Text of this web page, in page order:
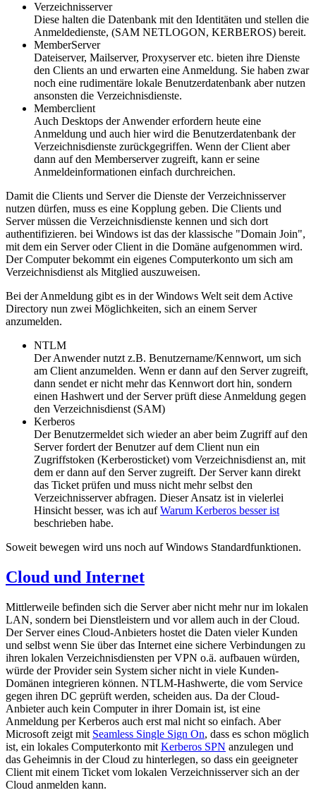
Verzeichnisserver
Diese halten die Datenbank mit den Identitäten und stellen die
Anmeldedienste, (SAM NETLOGON, KERBEROS) bereit.
MemberServer
Dateiserver, Mailserver, Proxyserver etc. bieten ihre Dienste
den Clients an und erwarten eine Anmeldung. Sie haben zwar
noch eine rudimentäre lokale Benutzerdatenbank aber nutzen
ansonsten die Verzeichnisdienste.
Memberclient
Auch Desktops der Anwender erfordern heute eine
Anmeldung und auch hier wird die Benutzerdatenbank der
Verzeichnisdienste zurückgegriffen. Wenn der Client aber
dann auf den Memberserver zugreift, kann er seine
Anmeldeinformationen einfach durchreichen.
Damit die Clients und Server die Dienste der Verzeichnisserver
nutzen dürfen, muss es eine Kopplung geben. Die Clients und
Server müssen die Verzeichnisdienste kennen und sich dort
authentifizieren. bei Windows ist das der klassische "Domain Join",
mit dem ein Server oder Client in die Domäne aufgenommen wird.
Der Computer bekommt ein eigenes Computerkonto um sich am
Verzeichnisdienst als Mitglied auszuweisen.
Bei der Anmeldung gibt es in der Windows Welt seit dem Active
Directory nun zwei Möglichkeiten, sich an einem Server
anzumelden.
NTLM
Der Anwender nutzt z.B. Benutzername/Kennwort, um sich
am Client anzumelden. Wenn er dann auf den Server zugreift,
dann sendet er nicht mehr das Kennwort dort hin, sondern
einen Hashwert und der Server prüft diese Anmeldung gegen
den Verzeichnisdienst (SAM)
Kerberos
Der Benutzermeldet sich wieder an aber beim Zugriff auf den
Server fordert der Benutzer auf dem Client nun ein
Zugriffstoken (Kerberosticket) vom Verzeichnisdienst an, mit
dem er dann auf den Server zugreift. Der Server kann direkt
das Ticket prüfen und muss nicht mehr selbst den
Verzeichnisserver abfragen. Dieser Ansatz ist in vielerlei
Hinsicht besser, was ich aufWarum Kerberos besser ist
beschrieben habe.
Soweit bewegen wird uns noch auf Windows Standardfunktionen.
Cloud und Internet
Mittlerweile befinden sich die Server aber nicht mehr nur im lokalen
LAN, sondern bei Dienstleistern und vor allem auch in der Cloud.
Der Server eines Cloud-Anbieters hostet die Daten vieler Kunden
und selbst wenn Sie über das Internet eine sichere Verbindungen zu
ihren lokalen Verzeichnisdiensten per VPN o.ä. aufbauen würden,
würde der Provider sein System sicher nicht in viele Kunden-
Domänen integrieren können. NTLM-Hashwerte, die vom Service
gegen ihren DC geprüft werden, scheiden aus. Da der Cloud-
Anbieter auch kein Computer in ihrer Domain ist, ist eine
Anmeldung per Kerberos auch erst mal nicht so einfach. Aber
Microsoft zeigt mit Seamless Single Sign On, dass es schon möglich
ist, ein lokales Computerkonto mit Kerberos SPN anzulegen und
das Geheimnis in der Cloud zu hinterlegen, so dass ein geeigneter
Client mit einem Ticket vom lokalen Verzeichnisserver sich an der
Cloud anmelden kann.